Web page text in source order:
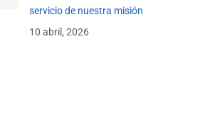
servicio de nuestra misión
10 abril, 2026